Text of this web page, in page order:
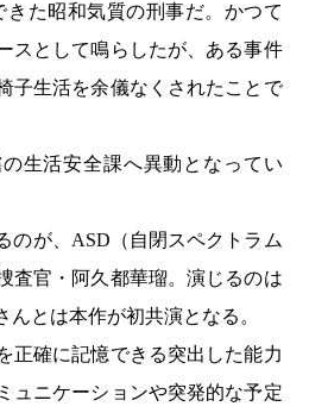
きた昭和気質の刑事だ。かつて
スとして鳴らしたが、ある事件
子生活を余儀なくされたことで
生活安全課へ異動となってい
のが、ASD（自閉スペクトラム
査官・阿久都華瑠。演じるのは
とは本作が初共演となる。
正確に記憶できる突出した能力
ュニケーションや突発的な予定